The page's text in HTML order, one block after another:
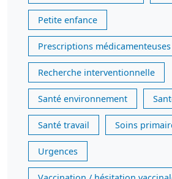
Petite enfance
Prescriptions médicamenteuses
Recherche interventionnelle
Santé environnement
Santé travail Soins
Urgences